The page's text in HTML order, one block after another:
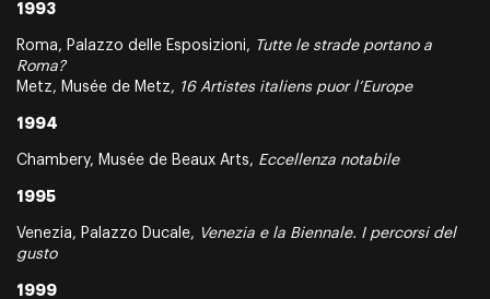
1993
Roma, Palazzo delle Esposizioni, Tutte le strade portano a
Roma?
Metz, Musée de Metz, 16 Artistes italiens puor l’Europe
1994
Chambery, Musée de Beaux Arts, Eccellenza notabile
1995
Venezia, Palazzo Ducale, Venezia e la Biennale. I percorsi del
gusto
1999